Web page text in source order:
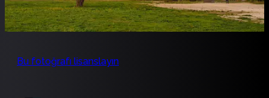
Bu fotoğrafı lisanslayın